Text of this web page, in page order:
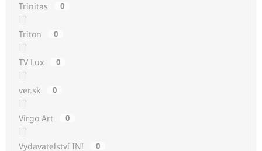
Trinitas 0
Triton 0
TV Lux 0
ver.sk 0
Virgo Art 0
Vydavatelství IN! 0